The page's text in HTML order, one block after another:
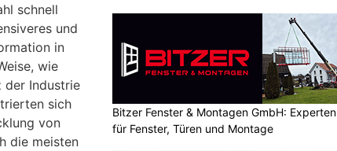
schnell
und
in
wie
der Industrie
sich
von
die meisten
Bitzer Fenster & Montagen GmbH: Experten
für Fenster, Türen und Montage